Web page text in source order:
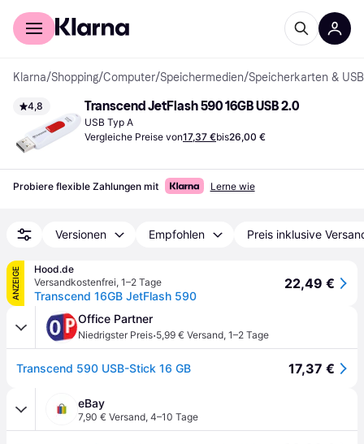
Für Shopper
Klarna/Shopping/Computer/Speichermedien/Speicherkarten &
4,8 Transcend JetFlash 590 16GB USB 2.0
USB Typ A
Vergleiche Preise von17,37 €bis26,00 €
Probiere flexible Zahlungen mit Lerne wie
Versionen Empfohlen Preis inklusive
ANZEIGE
Hood.de
Versandkostenfrei, 1–2 Tage
Transcend 16GB JetFlash 590
22,49 €
Office Partner
Niedrigster Preis·5,99 € Versand, 1–2 Tage
Transcend 590 USB-Stick 16 GB 17,37 €
eBay
7,90 € Versand, 4–10 Tage